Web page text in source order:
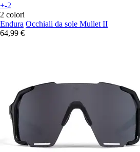
+-2
2 colori
Endura Occhiali da sole Mullet II
64,99 €